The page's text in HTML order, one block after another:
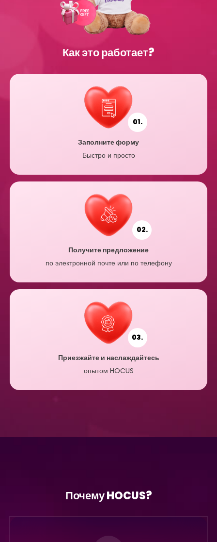
Как это работает?
01.
Заполните форму
Быстро и просто
02.
Получите предложение
по электронной почте или по телефону
03.
Приезжайте и наслаждайтесь
опытом HOCUS
Почему HOCUS?